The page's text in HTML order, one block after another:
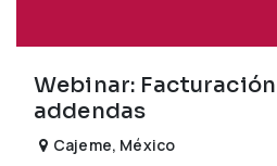
Webinar:
addendas
Cajeme, México